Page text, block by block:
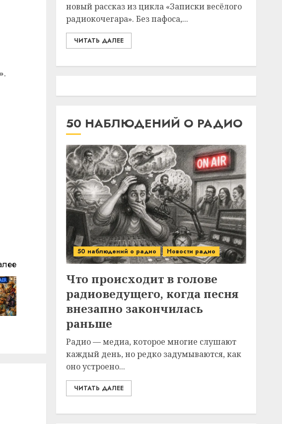
новый рассказ из цикла «Записки весёлого
радиокочегара». Без пафоса,...
ЧИТАТЬ ДАЛЕЕ
50 НАБЛЮДЕНИЙ О РАДИО
50 наблюдений о радио Новости радио
Что происходит в голове
радиоведущего, когда песня
внезапно закончилась
раньше
Радио — медиа, которое многие слушают
каждый день, но редко задумываются, как
оно устроено...
ЧИТАТЬ ДАЛЕЕ